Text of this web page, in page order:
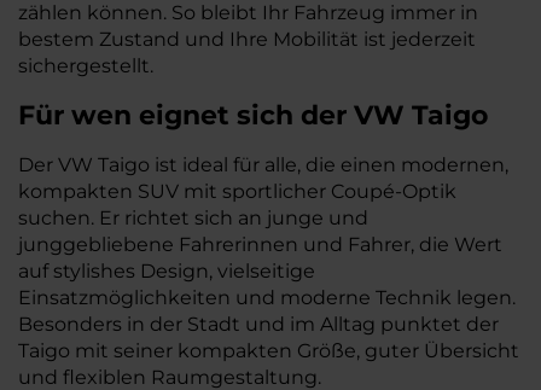
zählen können. So bleibt Ihr Fahrzeug immer in
bestem Zustand und Ihre Mobilität ist jederzeit
sichergestellt.
Für wen eignet sich der VW Taigo
Der VW Taigo ist ideal für alle, die einen modernen,
kompakten SUV mit sportlicher Coupé-Optik
suchen. Er richtet sich an junge und
junggebliebene Fahrerinnen und Fahrer, die Wert
auf stylishes Design, vielseitige
Einsatzmöglichkeiten und moderne Technik legen.
Besonders in der Stadt und im Alltag punktet der
Taigo mit seiner kompakten Größe, guter Übersicht
und flexiblen Raumgestaltung.